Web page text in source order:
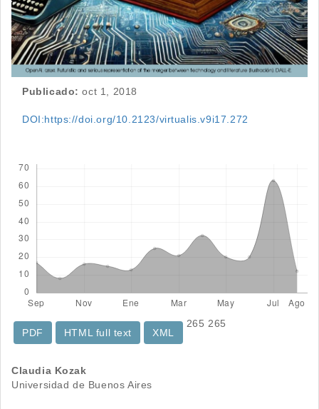
Publicado: oct 1, 2018
DOI:https://doi.org/10.2123/virtualis.v9i17.272
265
PDF
265
HTML full text
XML
Contenido
Claudia Kozak
Universidad de Buenos Aires